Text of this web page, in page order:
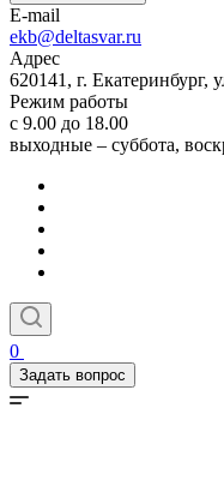
E-mail
ekb@deltasvar.ru
Адрес
620141, г. Екатеринбург,
Режим работы
с 9.00 до 18.00
выходные – суббота,
0
Задать вопрос